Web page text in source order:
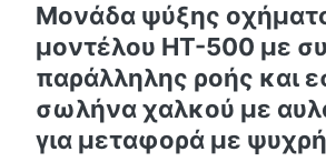
Μονάδα ψύξης
μοντέλου HT-500 με
παράλληλης ροής και
σωλήνα χαλκού με
για μεταφορά με